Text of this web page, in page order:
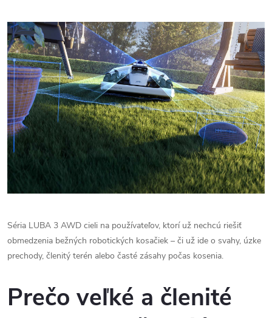
Séria LUBA 3 AWD cieli na používateľov, ktorí už nechcú riešiť
obmedzenia bežných robotických kosačiek – či už ide o svahy, úzke
prechody, členitý terén alebo časté zásahy počas kosenia.
Prečo veľké a členité